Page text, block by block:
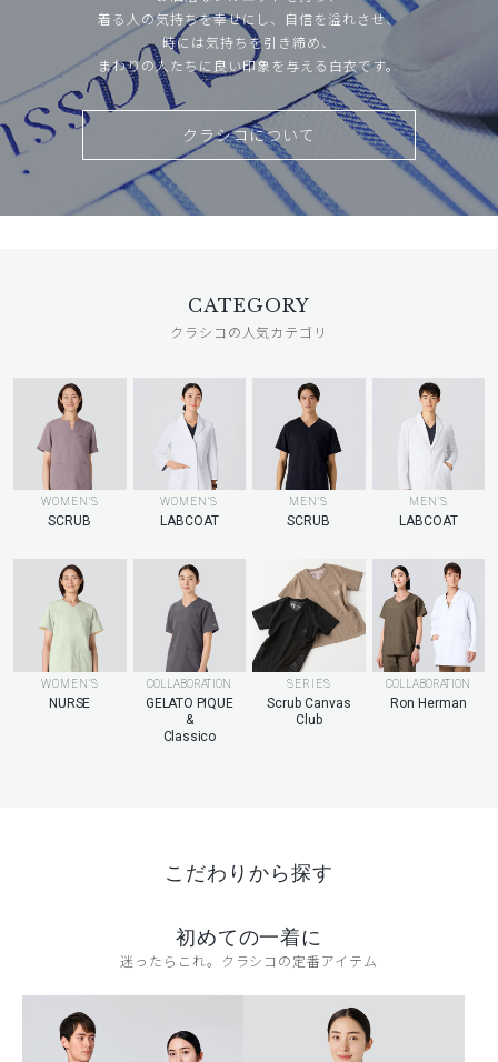
着る人の気持ちを幸せにし、自信を溢れさせ、
時には気持ちを引き締め、
まわりの人たちに良い印象を与える白衣です。
クラシコについて
CATEGORY
クラシコの人気カテゴリ
WOMEN’S
SCRUB
WOMEN’S
LABCOAT
MEN’S
SCRUB
MEN’S
LABCOAT
WOMEN’S
NURSE
COLLABORATION
GELATO PIQUE
&
Classico
SERIES
Scrub Canvas
Club
COLLABORATION
Ron Herman
こだわりから探す
初めての一着に
迷ったらこれ。クラシコの定番アイテム